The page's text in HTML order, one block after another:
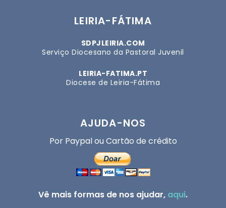
LEIRIA-FÁTIMA
SDPJLEIRIA.COM
Serviço Diocesano da Pastoral Juvenil
LEIRIA-FATIMA.PT
Diocese de Leiria-Fátima
AJUDA-NOS
Por Paypal ou Cartão de crédito
Vê mais formas de nos ajudar, aqui.